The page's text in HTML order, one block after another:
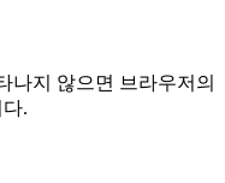
나지 않으면 브라우저의
.